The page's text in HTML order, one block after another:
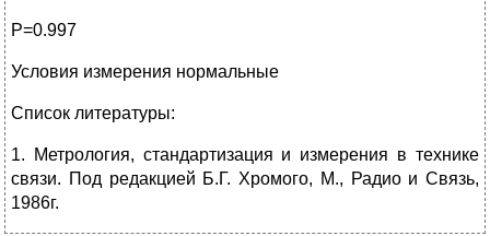
Р=0.997
Условия измерения нормальные
Список литературы:
1. Метрология, стандартизация и измерения в технике
связи. Под редакцией Б.Г. Хромого, М., Радио и Связь,
1986г.